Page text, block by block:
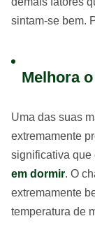
sintam-se bem.
Melhora
Uma das suas
extremamente
significativa que
em dormir. O
extremamente
temperatura de